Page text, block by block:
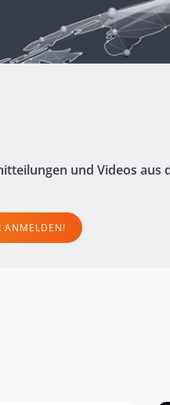
und Videos aus
ANMELDEN!